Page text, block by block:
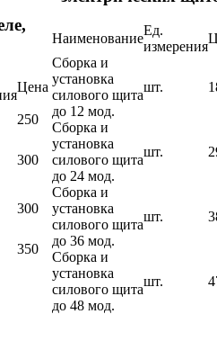
Цена
250
300
300
350
Наименование
Ед.
измерения
Сборка и
установка
силового щита
до 12 мод.
шт.
Сборка и
установка
силового щита
до 24 мод.
шт.
Сборка и
установка
силового щита
до 36 мод.
шт.
Сборка и
установка
силового щита
до 48 мод.
шт.